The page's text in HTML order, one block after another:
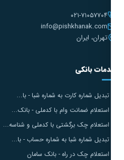
۰۲۱-۷۱۰۵۷۷۰۴
info@pishkhanak.com
تهران، ایران
بانکی
تبدیل شماره کارت به شماره شبا - با...
استعلام ضمانت وام با کدملی - بانک...
استعلام چک برگشتی با کدملی و شناسه...
تبدیل شماره شبا به شماره حساب - با...
استعلام چک در راه - بانک سامان